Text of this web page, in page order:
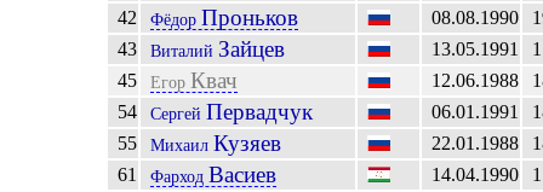
42
Фёдор Проньков 08.08.1990
43
Виталий Зайцев 13.05.1991
45
Егор Квач 12.06.1988
54
Сергей Первадчук 06.01.1991
55
Михаил Кузяев 22.01.1988
61
Фарход Васиев 14.04.1990